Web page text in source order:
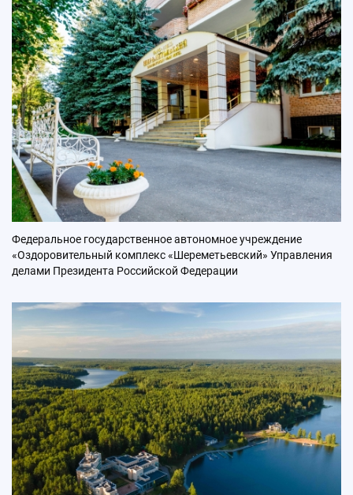
Федеральное государственное автономное учреждение
«Оздоровительный комплекс «Шереметьевский» Управления
делами Президента Российской Федерации